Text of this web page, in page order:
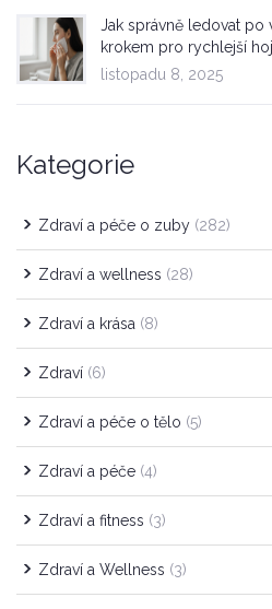
Jak správně ledovat po
krokem pro rychlejší
listopadu 8, 2025
Kategorie
Zdraví a péče o zuby (282)
Zdraví a wellness (28)
Zdraví a krása (8)
Zdraví (6)
Zdraví a péče o tělo (5)
Zdraví a péče (4)
Zdraví a fitness (3)
Zdraví a Wellness (3)